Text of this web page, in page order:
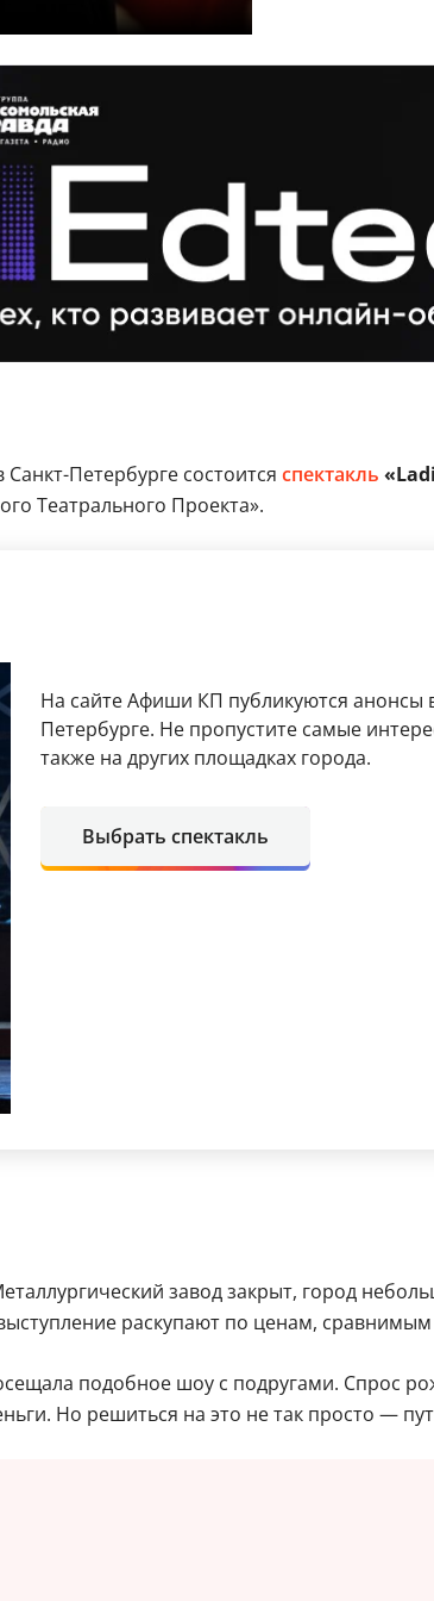
Санкт-Петербурге состоится спектакль
Театрального Проекта».
На сайте Афиши КП публикуются анонсы
Петербурге. Не пропустите самые
также на других площадках города.
Выбрать спектакль
завод закрыт, город
раскупают по ценам,
подобное шоу с подругами. Спрос
Но решиться на это не так просто —